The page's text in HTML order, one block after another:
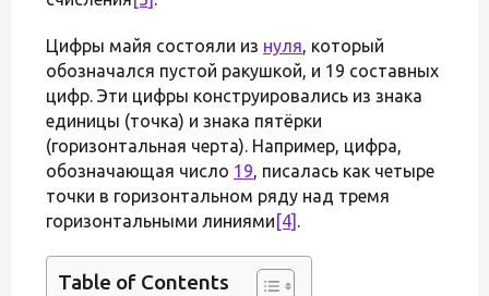
Цифры майя состояли из нуля, который
обозначался пустой ракушкой, и 19 составных
цифр. Эти цифры конструировались из знака
единицы (точка) и знака пятёрки
(горизонтальная черта). Например, цифра,
обозначающая число 19, писалась как четыре
точки в горизонтальном ряду над тремя
горизонтальными линиями [4] .
Table of Contents